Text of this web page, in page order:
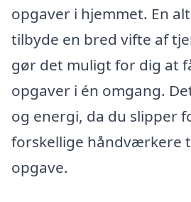
opgaver i hjemmet. En
tilbyde en bred vifte af
gør det muligt for dig at
opgaver i én omgang.
og energi, da du slipper
forskellige håndværkere
opgave.